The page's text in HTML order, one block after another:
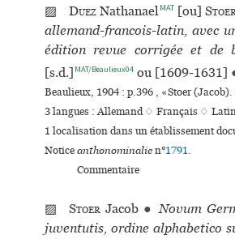
▨ Duez NathanaelMAT [ou]
allemand-francois-latin, avec
édition revue corrigée et de
[s.d.] MAT/Beaulieux04 ou [1609-1631]
Beaulieux, 1904 : p.396 , «Stoer (Jacob).
3 langues :Allemand ♢ Français ♢
1 localisation dans un établissement
Noticeanthonominalien°1791.
Commentaire
▨ Stoer Jacob ● Novum
juventutis, ordine alphabetico